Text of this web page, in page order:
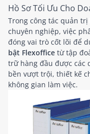
Hồ Sơ Tối Ưu Cho
Trong công tác quản
chuyên nghiệp, việc
đóng vai trò cốt lõi để
bật Flexoffice từ tập
trữ hàng đầu được các
bền vượt trội, thiết kế
không gian làm việc.